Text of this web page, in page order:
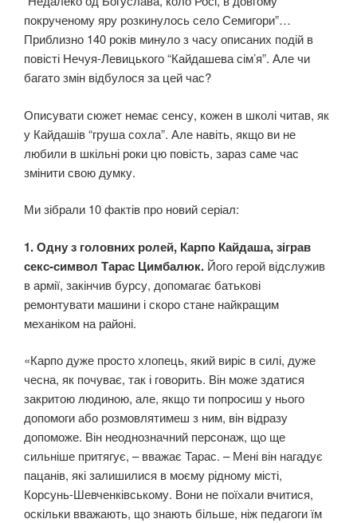
покрученому яру розкинулось село Семигори”…
Приблизно 140 років минуло з часу описаних подій в
повісті Нечуя-Левицького “Кайдашева сім’я”. Але чи
багато змін відбулося за цей час?
Описувати сюжет немає сенсу, кожен в школі читав, як
у Кайдашів “груша сохла”. Але навіть, якщо ви не
любили в шкільні роки цю повість, зараз саме час
змінити свою думку.
Ми зібрали 10 фактів про новий серіал:
1. Одну з головних ролей, Карпо Кайдаша, зіграв
секс-символ Тарас Цимбалюк. Його герой відслужив
в армії, закінчив бурсу, допомагає батькові
ремонтувати машини і скоро стане найкращим
механіком на районі.
«Карпо дуже просто хлопець, який виріс в силі, дуже
чесна, як почуває, так і говорить. Він може здатися
закритою людиною, але, якщо ти попросиш у нього
допомоги або розмовлятимеш з ним, він відразу
допоможе. Він неоднозначний персонаж, що ще
сильніше притягує, – вважає Тарас. – Мені він нагадує
пацанів, які залишилися в моєму рідному місті,
Корсунь-Шевченківському. Вони не поїхали вчитися,
оскільки вважають, що знають більше, ніж педагоги їм